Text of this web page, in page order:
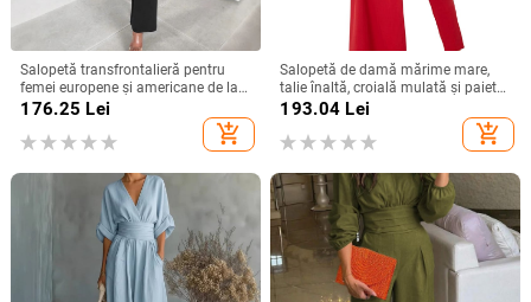
Salopetă transfrontalieră pentru
femei europene și americane de la
Amazon, cu noul temperament, cu
176.25 Lei
add_shopping_cart
Salopetă de damă mărime mare,
talie înaltă, croială mulată și paiete,
disponibilă
193.04 Lei
add_shopping_cart